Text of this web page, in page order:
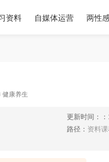
资料 自媒体运营 两性
健康养生
更新时间：：
路径： 资料